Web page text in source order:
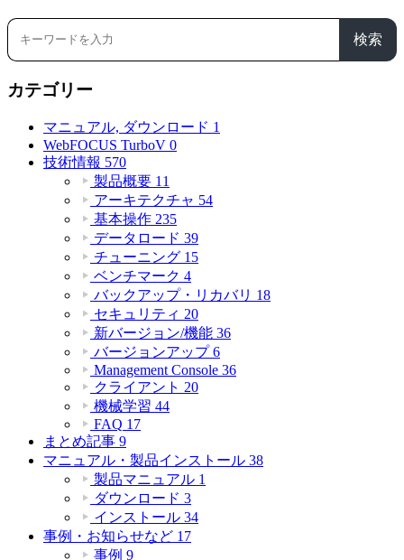
検索
カテゴリー
マニュアル, ダウンロード 1
WebFOCUS TurboV 0
技術情報 570
製品概要 11
アーキテクチャ 54
基本操作 235
データロード 39
チューニング 15
ベンチマーク 4
バックアップ・リカバリ 18
セキュリティ 20
新バージョン/機能 36
バージョンアップ 6
Management Console 36
クライアント 20
機械学習 44
FAQ 17
まとめ記事 9
マニュアル・製品インストール 38
製品マニュアル 1
ダウンロード 3
インストール 34
事例・お知らせなど 17
事例 9